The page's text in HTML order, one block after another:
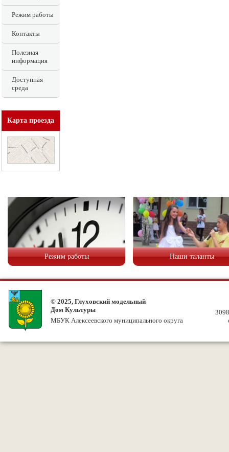
Режим работы
Контакты
Полезная
информация
Доступная
среда
Карта проезда
Режим работы Наши таланты
© 2025, Глуховский модельный
Дом Культуры
МБУК Алексеевского муниципального округа